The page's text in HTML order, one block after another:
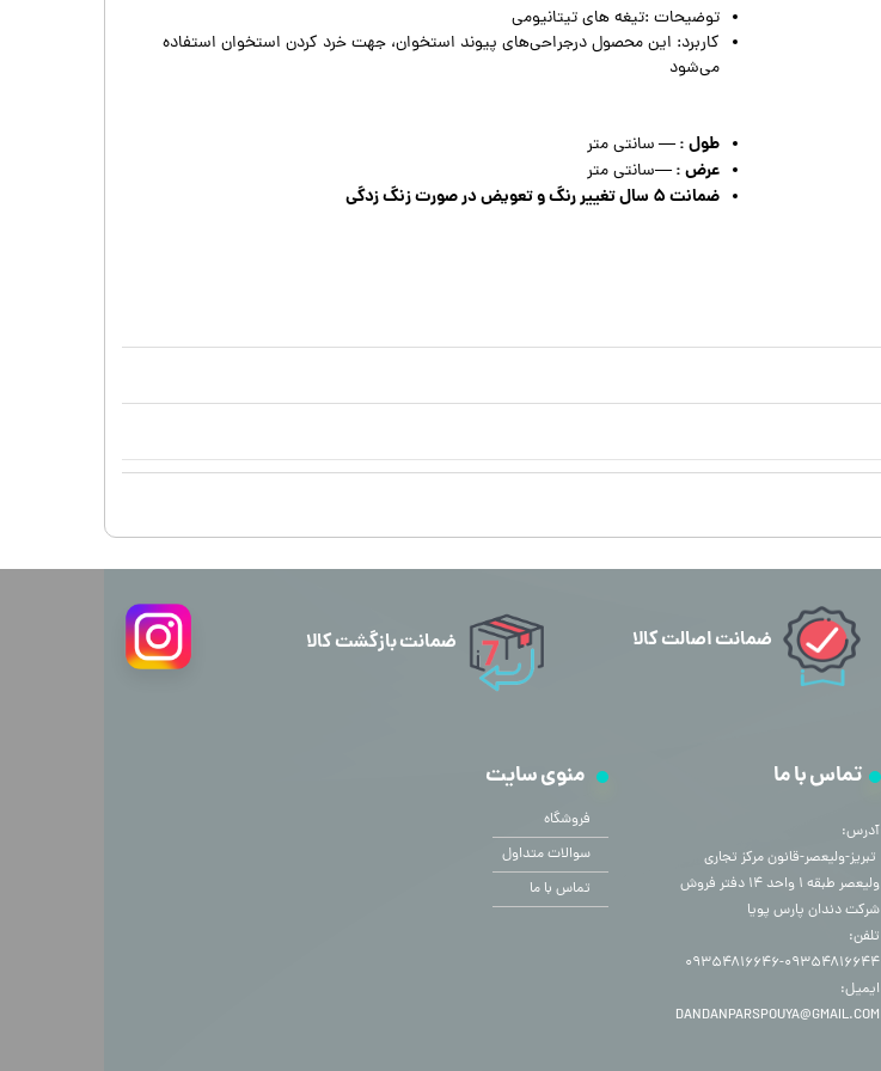
توضیحات :تیغه های تیتانیومی
کاربرد: این محصول درجراحی‌های پیوند استخوان، جهت خرد کردن استخوان استفاده
می‌شود
طول : —سانتی متر
عرض : —سانتی متر
ضمانت ۵ سال تغییر رنگ و تعویض در صورت زنگ زدگی
منوی سایت
فروشگاه
سوالات متداول
تماس با ما
تماس با ما
آدرس:
​​​​​​​ تبریز-ولیعصر-قانون مرکز تجاری
ولیعصر طبقه ۱ واحد ۱۴ دفتر فروش
شرکت دندان پارس پویا
تلفن:
۰۹۳۵۴۸۱۶۶۴۴-۰۹۳۵۴۸۱۶۶۴۶
ایمیل:
DANDANPARSPOUYA@GMAIL.COM
ضمانت اصالت کالا ضمانت بازگشت کالا